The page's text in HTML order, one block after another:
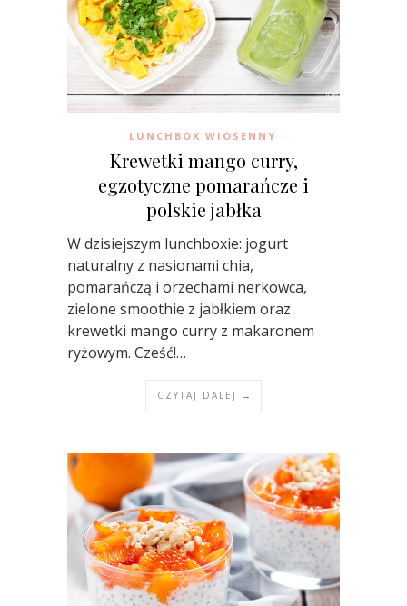
LUNCHBOX WIOSENNY
Krewetki mango curry,
egzotyczne pomarańcze i
polskie jabłka
W dzisiejszym lunchboxie: jogurt
naturalny z nasionami chia,
pomarańczą i orzechami nerkowca,
zielone smoothie z jabłkiem oraz
krewetki mango curry z makaronem
ryżowym. Cześć!…
CZYTAJ DALEJ →